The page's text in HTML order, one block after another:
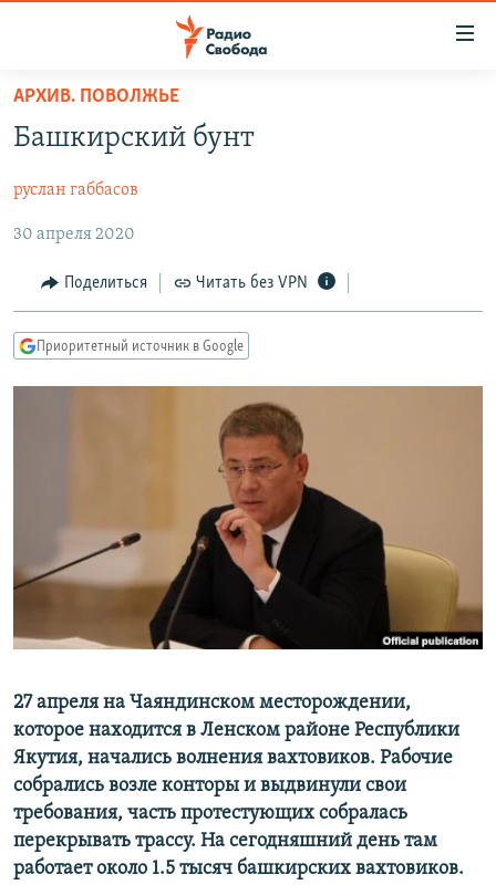
упрощенного
доступа
содержанию
Вернутся
главной
навигации
Вернутся
ПОДКАСТЫ
АВТОРСКИЕ ПРОЕКТЫ
ЦИТАТЫ СВОБОДЫ
МНЕНИЯ
КУЛЬТУРА
IDEL.РЕАЛИИ
РАСПИСАНИЕ ВЕЩАНИЯ
ПОДПИШИТЕСЬ НА РАССЫЛКУ
Все сайты РСЕ/РС
АРХИВ. ПОВОЛЖЬЕ
Башкирский бунт
руслан габбасов
30 апреля 2020
Поделиться Читать без VPN
Приоритетный источник в Google
27 апреля на Чаяндинском месторождении,
которое находится в Ленском районе Республики
Якутия, начались волнения вахтовиков. Рабочие
собрались возле конторы и выдвинули свои
требования, часть протестующих собралась
перекрывать трассу. На сегодняшний день там
работает около 1.5 тысяч башкирских вахтовиков.